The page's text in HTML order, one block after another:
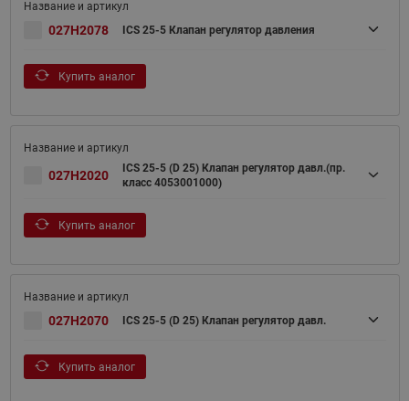
027H2078 ICS 25-5 Клапан регулятор давления
Купить аналог
027H2020
ICS 25-5 (D 25) Клапан регулятор давл.(пр.
класс 4053001000)
Купить аналог
027H2070 ICS 25-5 (D 25) Клапан регулятор давл.
Купить аналог